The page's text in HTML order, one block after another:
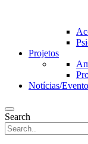
Projetos
Notícias/
Search